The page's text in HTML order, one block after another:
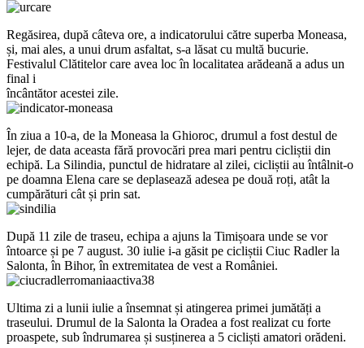
Regăsirea, după câteva ore, a indicatorului către superba Moneasa,
și, mai ales, a unui drum asfaltat, s-a lăsat cu multă bucurie.
Festivalul Clătitelor care avea loc în localitatea arădeană a adus un
final i
încântător acestei zile.
În ziua a 10-a, de la Moneasa la Ghioroc, drumul a fost destul de
lejer, de data aceasta fără provocări prea mari pentru cicliștii din
echipă. La Silindia, punctul de hidratare al zilei, cicliștii au întâlnit-o
pe doamna Elena care se deplasează adesea pe două roți, atât la
cumpărături cât și prin sat.
După 11 zile de traseu, echipa a ajuns la Timișoara unde se vor
întoarce și pe 7 august. 30 iulie i-a găsit pe cicliștii Ciuc Radler la
Salonta, în Bihor, în extremitatea de vest a României.
Ultima zi a lunii iulie a însemnat și atingerea primei jumătăți a
traseului. Drumul de la Salonta la Oradea a fost realizat cu forte
proaspete, sub îndrumarea și susținerea a 5 cicliști amatori orădeni.